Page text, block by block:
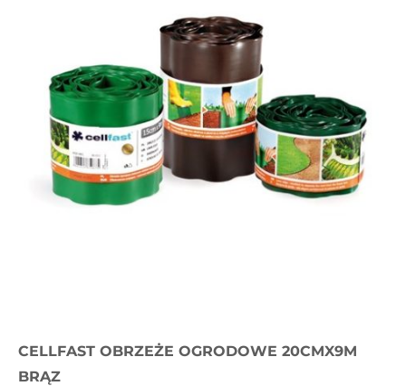
CELLFAST OBRZEŻE OGRODOWE 20CMX9M
BRĄZ